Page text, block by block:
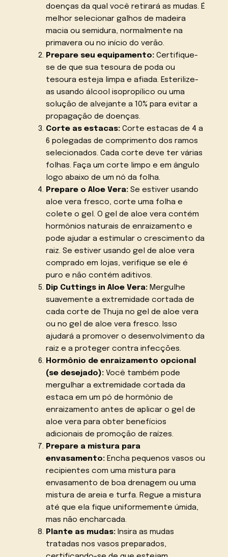
doenças da qual você retirará as mudas. É
melhor selecionar galhos de madeira
macia ou semidura, normalmente na
primavera ou no início do verão.
Prepare seu equipamento:Certifique-
se de que sua tesoura de poda ou
tesoura esteja limpa e afiada. Esterilize-
as usando álcool isopropílico ou uma
solução de alvejante a 10% para evitar a
propagação de doenças.
Corte as estacas:Corte estacas de 4 a
6 polegadas de comprimento dos ramos
selecionados. Cada corte deve ter várias
folhas. Faça um corte limpo e em ângulo
logo abaixo de um nó da folha.
Prepare o Aloe Vera:Se estiver usando
aloe vera fresco, corte uma folha e
colete o gel. O gel de aloe vera contém
hormônios naturais de enraizamento e
pode ajudar a estimular o crescimento da
raiz. Se estiver usando gel de aloe vera
comprado em lojas, verifique se ele é
puro e não contém aditivos.
Dip Cuttings in Aloe Vera:Mergulhe
suavemente a extremidade cortada de
cada corte de Thuja no gel de aloe vera
ou no gel de aloe vera fresco. Isso
ajudará a promover o desenvolvimento da
raiz e a proteger contra infecções.
Hormônio de enraizamento opcional
(se desejado):Você também pode
mergulhar a extremidade cortada da
estaca em um pó de hormônio de
enraizamento antes de aplicar o gel de
aloe vera para obter benefícios
adicionais de promoção de raízes.
Prepare a mistura para
envasamento:Encha pequenos vasos ou
recipientes com uma mistura para
envasamento de boa drenagem ou uma
mistura de areia e turfa. Regue a mistura
até que ela fique uniformemente úmida,
mas não encharcada.
Plante as mudas:Insira as mudas
tratadas nos vasos preparados,